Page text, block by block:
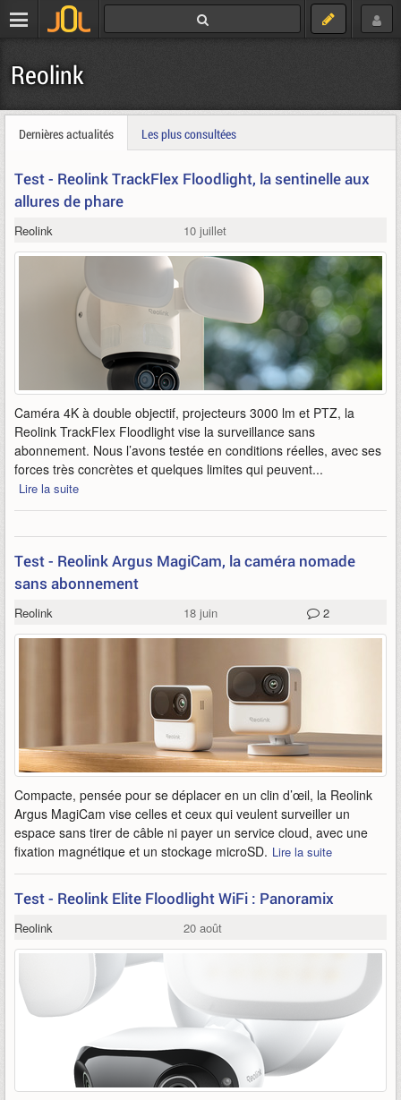
Reolink
Dernières actualités Les plus consultées
Test - Reolink TrackFlex Floodlight, la sentinelle aux
allures de phare
Reolink 10 juillet
Caméra 4K à double objectif, projecteurs 3000 lm et PTZ, la
Reolink TrackFlex Floodlight vise la surveillance sans
abonnement. Nous l’avons testée en conditions réelles, avec ses
forces très concrètes et quelques limites qui peuvent...
Lire la suite
Test - Reolink Argus MagiCam, la caméra nomade
sans abonnement
Reolink 18 juin 2
Compacte, pensée pour se déplacer en un clin d’œil, la Reolink
Argus MagiCam vise celles et ceux qui veulent surveiller un
espace sans tirer de câble ni payer un service cloud, avec une
fixation magnétique et un stockage microSD. Lire la suite
Test - Reolink Elite Floodlight WiFi : Panoramix
Reolink 20 août